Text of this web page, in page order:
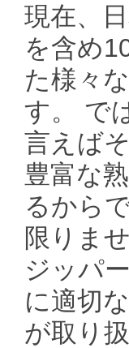
現在、
を含め
た様々
す。 で
言えば
豊富な
るから
限りま
ジッパ
に適切
が取り